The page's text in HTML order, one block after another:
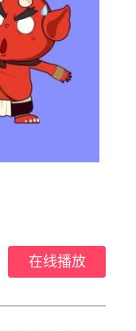
在线播放